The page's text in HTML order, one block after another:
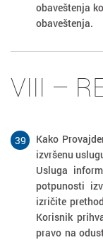
obaveštenja
obaveštenja.
VIII –
39
Kako
izvršenu
Usluga
potpunosti
izričite
Korisnik
pravo na